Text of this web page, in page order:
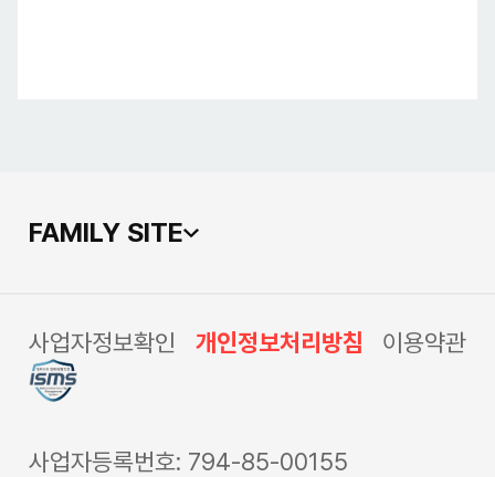
FAMILY SITE
사업자정보확인 개인정보처리방침 이용약관
사업자등록번호: 794-85-00155